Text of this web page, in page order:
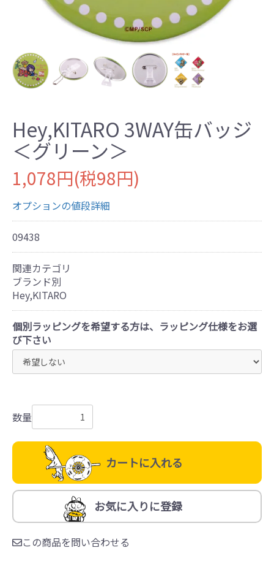
Hey,KITARO 3WAY缶バッジ
＜グリーン＞
1,078円(税98円)
オプションの値段詳細
09438
関連カテゴリ
ブランド別
Hey,KITARO
個別ラッピングを希望する方は、ラッピング仕様をお選
び下さい
数量
カートに入れる
お気に入りに登録
この商品を問い合わせる